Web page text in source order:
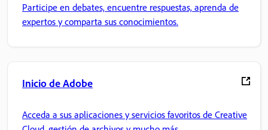
Participe en debates, encuentre respuestas, aprenda de
expertos y comparta sus conocimientos.
Inicio de Adobe
Acceda a sus aplicaciones y servicios favoritos de Creative